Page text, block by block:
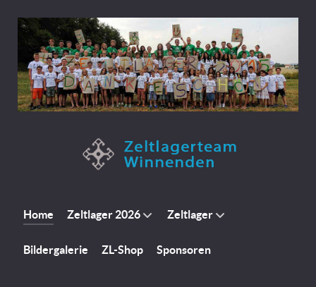
Home Zeltlager 2026 Zeltlager
Bildergalerie ZL-Shop Sponsoren